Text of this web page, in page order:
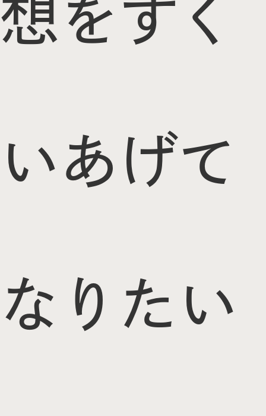
想をすく
いあげて
なりたい